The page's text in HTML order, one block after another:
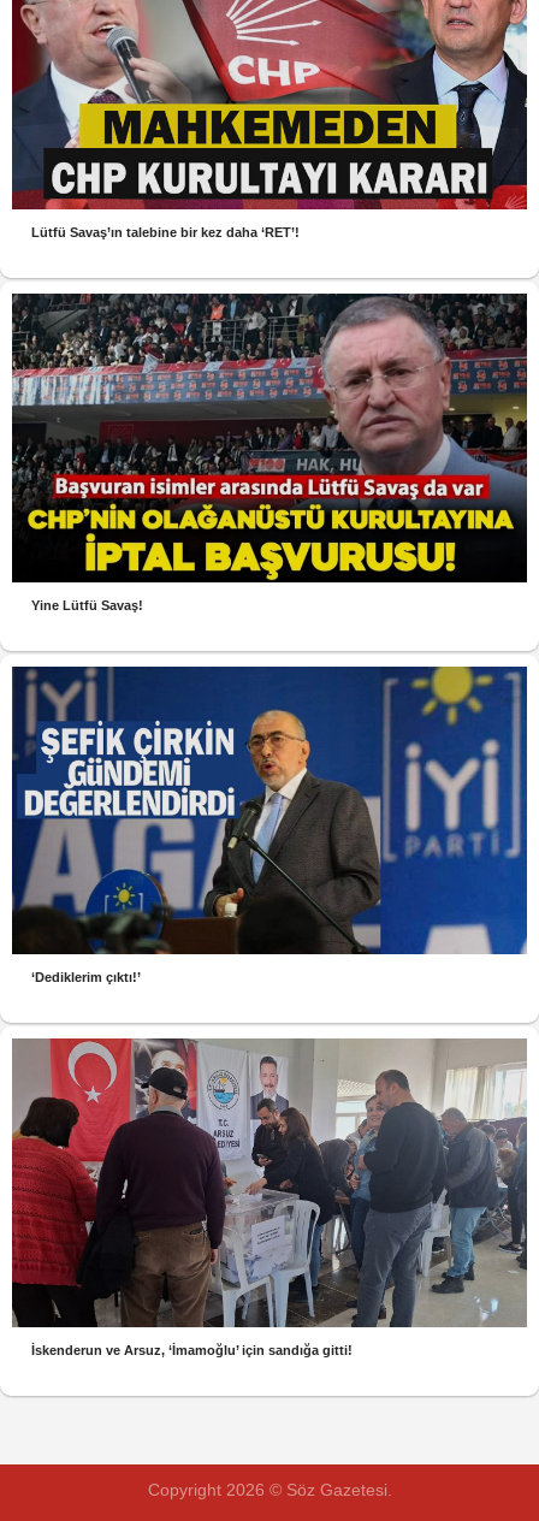
Lütfü Savaş’ın talebine bir kez daha ‘RET’!
Yine Lütfü Savaş!
‘Dediklerim çıktı!’
İskenderun ve Arsuz, ‘İmamoğlu’ için sandığa gitti!
Copyright 2026 © Söz Gazetesi.